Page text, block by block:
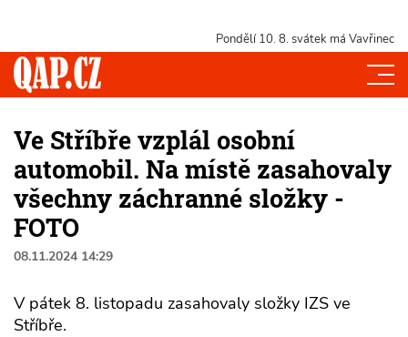
Pondělí 10. 8. svátek má Vavřinec
Ve Stříbře vzplál osobní
automobil. Na místě zasahovaly
všechny záchranné složky -
FOTO
08.11.2024 14:29
V pátek 8. listopadu zasahovaly složky IZS ve
Stříbře.